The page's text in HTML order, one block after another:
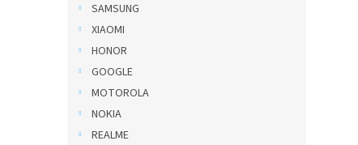
SAMSUNG
XIAOMI
HONOR
GOOGLE
MOTOROLA
NOKIA
REALME